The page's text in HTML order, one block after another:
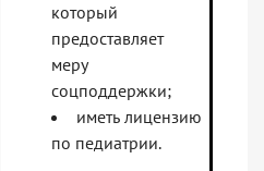
который
предоставляет
меру
соцподдержки;
иметь лицензию
по педиатрии.